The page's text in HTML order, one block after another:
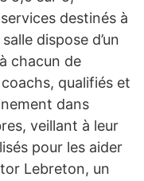
destinés à
dispose d’un
chacun de
qualifiés et
dans
veillant à leur
pour les aider
Lebreton, un